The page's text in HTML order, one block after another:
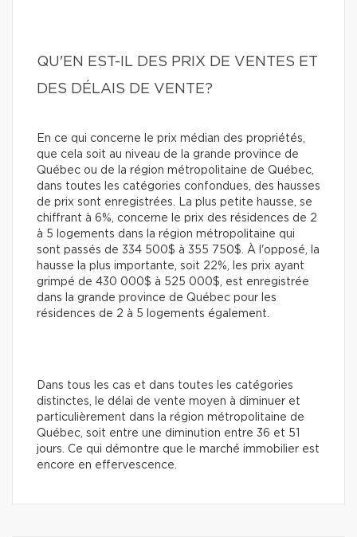
QU'EN EST-IL DES PRIX DE VENTES ET
DES DÉLAIS DE VENTE?
En ce qui concerne le prix médian des propriétés,
que cela soit au niveau de la grande province de
Québec ou de la région métropolitaine de Québec,
dans toutes les catégories confondues, des hausses
de prix sont enregistrées. La plus petite hausse, se
chiffrant à 6%, concerne le prix des résidences de 2
à 5 logements dans la région métropolitaine qui
sont passés de 334 500$ à 355 750$. À l'opposé, la
hausse la plus importante, soit 22%, les prix ayant
grimpé de 430 000$ à 525 000$, est enregistrée
dans la grande province de Québec pour les
résidences de 2 à 5 logements également.
Dans tous les cas et dans toutes les catégories
distinctes, le délai de vente moyen à diminuer et
particulièrement dans la région métropolitaine de
Québec, soit entre une diminution entre 36 et 51
jours. Ce qui démontre que le marché immobilier est
encore en effervescence.